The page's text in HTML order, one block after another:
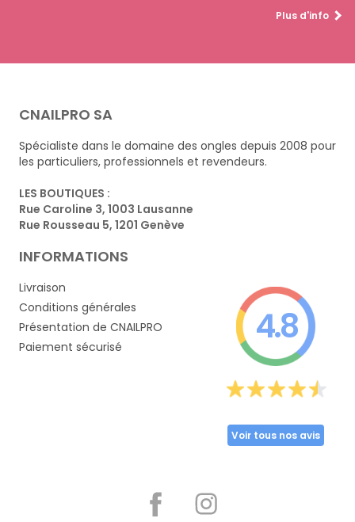
Plus d'info
CNAILPRO SA
Spécialiste dans le domaine des ongles depuis 2008 pour
les particuliers, professionnels et revendeurs.
LES BOUTIQUES :
Rue Caroline 3, 1003 Lausanne
Rue Rousseau 5, 1201 Genève
INFORMATIONS
Livraison
Conditions générales
Présentation de CNAILPRO
Paiement sécurisé
4.8
Voir tous nos avis